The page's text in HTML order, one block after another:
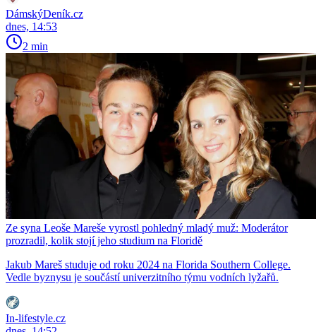
DámskýDeník.cz
dnes, 14:53
2 min
Ze syna Leoše Mareše vyrostl pohledný mladý muž: Moderátor
prozradil, kolik stojí jeho studium na Floridě
Jakub Mareš studuje od roku 2024 na Florida Southern College.
Vedle byznysu je součástí univerzitního týmu vodních lyžařů.
In-lifestyle.cz